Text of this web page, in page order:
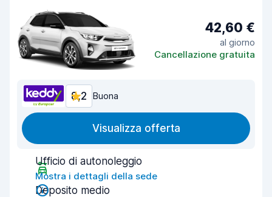
42,60 €
al giorno
Cancellazione gratuita
8,2 Buona
Visualizza offerta
Ufficio di autonoleggio
Mostra i dettagli della sede
Deposito medio